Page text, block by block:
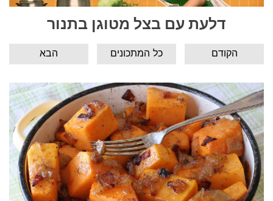
דלעת עם בצל מטוגן בתנור
הבא כל המתכונים הקודם